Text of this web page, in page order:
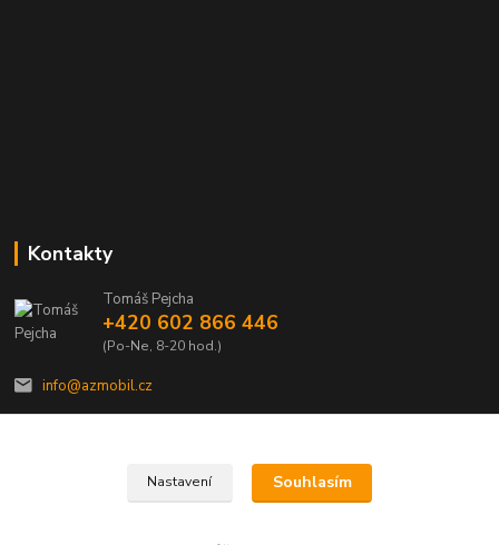
Kontakty
Tomáš Pejcha
+420 602 866 446
(Po-Ne, 8-20 hod.)
info@azmobil.cz
Nastavení Souhlasím